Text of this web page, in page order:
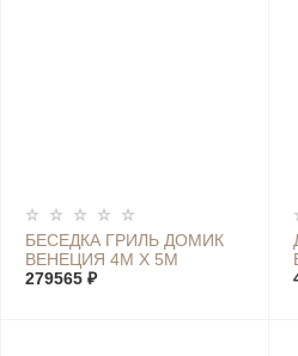
БЕСЕДКА ГРИЛЬ ДОМИК
ВЕНЕЦИЯ 4М Х 5М
279565 ₽